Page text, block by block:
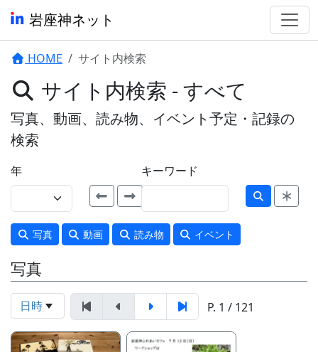
岩座神ネット
HOME サイト内検索
サイト内検索 - すべて
写真、動画、読み物、イベント予定・記録の
検索
年 キーワード
写真 動画 読み物 イベント
写真
日時 P. 1 / 121